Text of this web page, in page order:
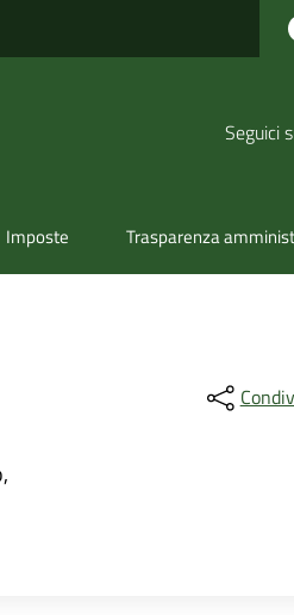
Seguici
Imposte Trasparenza